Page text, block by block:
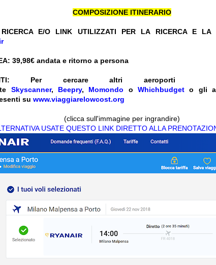
COMPOSIZIONE ITINERARIO
E/O LINK UTILIZZATI PER LA RICERCA E LA
39,98€ andata e ritorno a persona
Per cercare altri
Skyscanner, Beepry, Momondo oWhichbudget o gli
su www.viaggiarelowcost.org
(clicca sull'immagine per ingrandire)
USATE QUESTO LINK DIRETTO ALLA